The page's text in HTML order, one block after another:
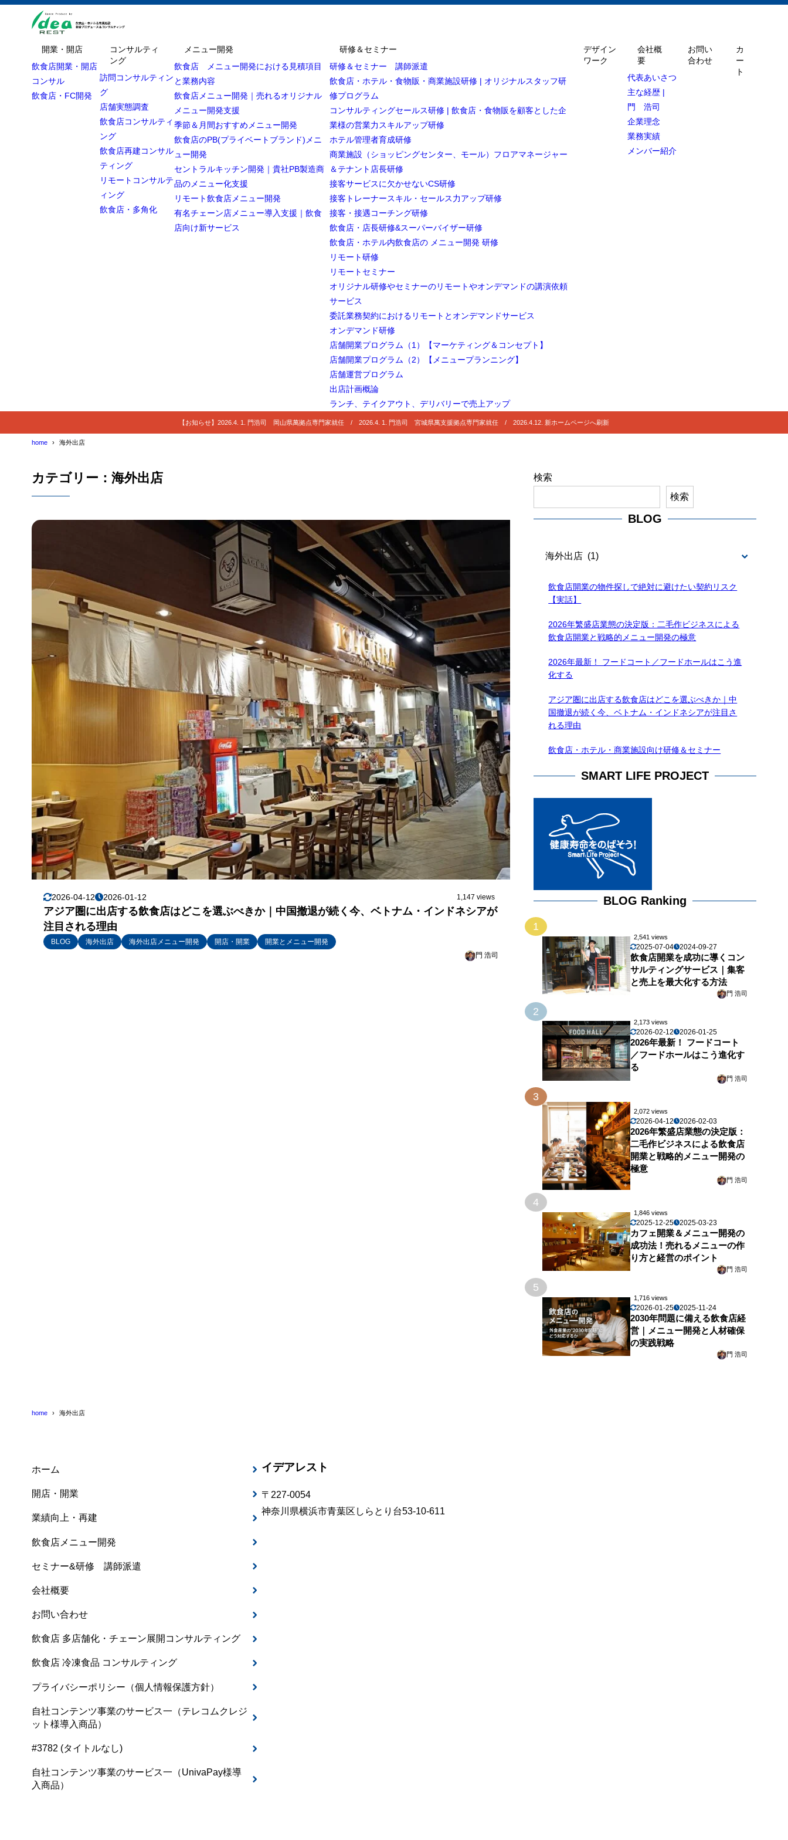
開業・開店
飲食店開業・開店
コンサル
飲食店・FC開発
コンサルティ
ング
訪問コンサルティン
グ
店舗実態調査
飲食店コンサルティ
ング
飲食店再建コンサル
ティング
リモートコンサルテ
ィング
飲食店・多角化
メニュー開発
飲食店 メニュー開発における見積項目
と業務内容
飲食店メニュー開発｜売れるオリジナル
メニュー開発支援
季節＆月間おすすめメニュー開発
飲食店のPB(プライベートブランド)メニ
ュー開発
セントラルキッチン開発｜貴社PB製造商
品のメニュー化支援
リモート飲食店メニュー開発
有名チェーン店メニュー導入支援｜飲食
店向け新サービス
研修＆セミナー
研修＆セミナー 講師派遣
飲食店・ホテル・食物販・商業施設研修 | オリジナルスタッフ研
修プログラム
コンサルティングセールス研修 | 飲食店・食物販を顧客とした企
業様の営業力スキルアップ研修
ホテル管理者育成研修
商業施設（ショッピングセンター、モール）フロアマネージャー
＆テナント店長研修
接客サービスに欠かせないCS研修
接客トレーナースキル・セールス力アップ研修
接客・接遇コーチング研修
飲食店・店長研修&スーパーバイザー研修
飲食店・ホテル内飲食店の メニュー開発 研修
リモート研修
リモートセミナー
オリジナル研修やセミナーのリモートやオンデマンドの講演依頼
サービス
委託業務契約におけるリモートとオンデマンドサービス
オンデマンド研修
店舗開業プログラム（1）【マーケティング＆コンセプト】
店舗開業プログラム（2）【メニュープランニング】
店舗運営プログラム
出店計画概論
ランチ、テイクアウト、デリバリーで売上アップ
デザイン
ワーク
会社概
要
代表あいさつ
主な経歴 |
門 浩司
企業理念
業務実績
メンバー紹介
お問い
合わせ
カ
ー
ト
【お知らせ】2026.4. 1. 門浩司 岡山県萬拠点専門家就任 / 2026.4. 1. 門浩司 宮城県萬支援拠点専門家就任 / 2026.4.12. 新ホームページへ刷新
home 海外出店
カテゴリー：海外出店
2026-04-12 2026-01-12 1,147 views
アジア圏に出店する飲食店はどこを選ぶべきか｜中国撤退が続く今、ベトナム・インドネシアが
注目される理由
BLOG 海外出店 海外出店メニュー開発 開店・開業
開業とメニュー開発
門 浩司
検索
検索
BLOG
BLOG
飲食店開業の物件探しで絶対に避けたい契約リスク
【実話】
2026年繁盛店業態の決定版：二毛作ビジネスによる
飲食店開業と戦略的メニュー開発の極意
2026年最新！ フードコート／フードホールはこう進
化する
アジア圏に出店する飲食店はどこを選ぶべきか｜中
国撤退が続く今、ベトナム・インドネシアが注目さ
れる理由
飲食店・ホテル・商業施設向け研修＆セミナー
SMART LIFE PROJECT
BLOG Ranking
1
2,541 views
2025-07-04 2024-09-27
飲食店開業を成功に導くコン
サルティングサービス｜集客
と売上を最大化する方法
門 浩司
2
2,173 views
2026-02-12 2026-01-25
2026年最新！ フードコート
／フードホールはこう進化す
る
門 浩司
3
2,072 views
2026-04-12 2026-02-03
2026年繁盛店業態の決定版：
二毛作ビジネスによる飲食店
開業と戦略的メニュー開発の
極意
門 浩司
4
1,846 views
2025-12-25 2025-03-23
カフェ開業＆メニュー開発の
成功法！売れるメニューの作
り方と経営のポイント
門 浩司
5
1,716 views
2026-01-25 2025-11-24
2030年問題に備える飲食店経
営｜メニュー開発と人材確保
の実践戦略
門 浩司
home 海外出店
ホーム
開店・開業
業績向上・再建
飲食店メニュー開発
セミナー&研修 講師派遣
会社概要
お問い合わせ
飲食店 多店舗化・チェーン展開コンサルティング
飲食店 冷凍食品 コンサルティング
プライバシーポリシー（個人情報保護方針）
自社コンテンツ事業のサービス一（テレコムクレジ
ット様導入商品）
#3782 (タイトルなし)
自社コンテンツ事業のサービス一（UnivaPay様導
入商品）
イデアレスト
〒227-0054
神奈川県横浜市青葉区しらとり台53-10-611